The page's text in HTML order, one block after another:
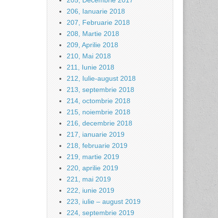
206, Ianuarie 2018
207, Februarie 2018
208, Martie 2018
209, Aprilie 2018
210, Mai 2018
211, Iunie 2018
212, Iulie-august 2018
213, septembrie 2018
214, octombrie 2018
215, noiembrie 2018
216, decembrie 2018
217, ianuarie 2019
218, februarie 2019
219, martie 2019
220, aprilie 2019
221, mai 2019
222, iunie 2019
223, iulie – august 2019
224, septembrie 2019